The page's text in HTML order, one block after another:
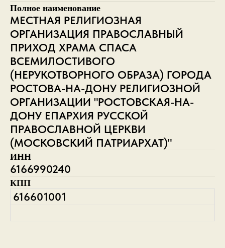
Полное наименование
МЕСТНАЯ РЕЛИГИОЗНАЯ
ОРГАНИЗАЦИЯ ПРАВОСЛАВНЫЙ
ПРИХОД ХРАМА СПАСА
ВСЕМИЛОСТИВОГО
(НЕРУКОТВОРНОГО ОБРАЗА) ГОРОДА
РОСТОВА-НА-ДОНУ РЕЛИГИОЗНОЙ
ОРГАНИЗАЦИИ "РОСТОВСКАЯ-НА-
ДОНУ ЕПАРХИЯ РУССКОЙ
ПРАВОСЛАВНОЙ ЦЕРКВИ
(МОСКОВСКИЙ ПАТРИАРХАТ)"
ИНН
6166990240
КПП
616601001